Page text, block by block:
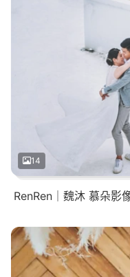
14
RenRen｜魏沐 慕朵影